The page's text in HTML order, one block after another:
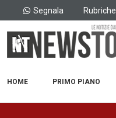
Segnala Rubriche
HOME PRIMO PIANO